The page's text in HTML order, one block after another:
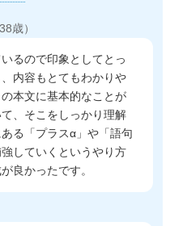
歳）
るので印象としてとっ
内容もとてもわかりや
本文に基本的なことが
、そこをしっかり理解
る「プラスα」や「語句
していくというやり方
良かったです。